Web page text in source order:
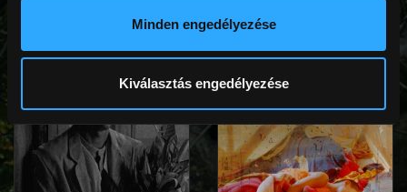
Minden engedélyezése
Kiválasztás engedélyezése